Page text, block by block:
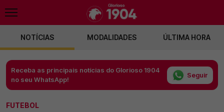
NOTÍCIAS MODALIDADES ÚLTIMA HORA
Receba as principais notícias do Glorioso 1904
no seu WhatsApp!
Seguir
FUTEBOL